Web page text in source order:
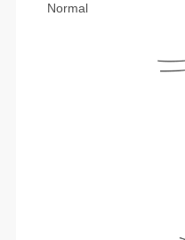
Normal